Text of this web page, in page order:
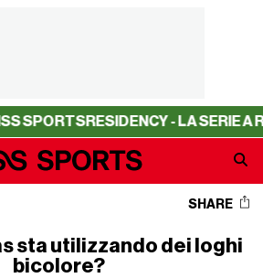
RESIDENCY - LA SERIE A
SHARE
sta utilizzando dei loghi
bicolore?